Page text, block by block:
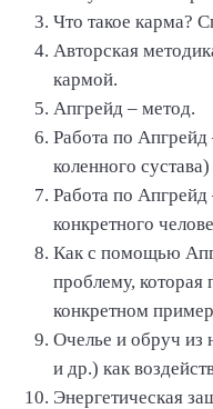
Что такое карма?
Авторская
кармой.
Апгрейд – метод.
Работа по
коленного
Работа по
конкретного
Как с помощью
проблему, которая
конкретном
Очелье и обруч из
и др.) как
Энергетическая